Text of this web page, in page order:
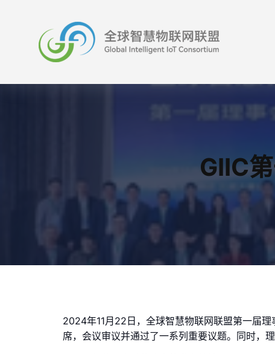
GIIC
2024年11月22日，全球智慧物联网联盟第一届
席，会议审议并通过了一系列重要议题。同时，